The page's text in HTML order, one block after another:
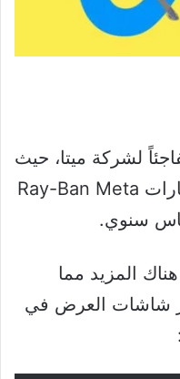
لشركة ميتا، حيث
تضاعفت إيرادات مبيعات نظارات Ray-Ban Meta
سنوي.
المزيد مما
شاشات العرض في